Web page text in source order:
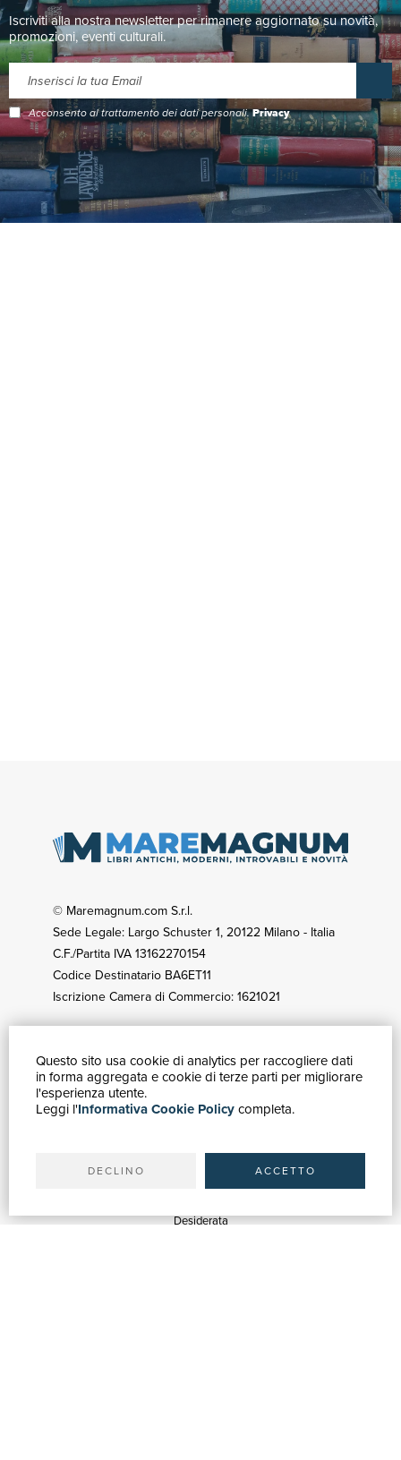
Questo sito usa cookie di analytics per raccogliere dati
in forma aggregata e cookie di terze parti per migliorare
l'esperienza utente.
Leggi l'Informativa Cookie Policycompleta.
DECLINO ACCETTO
Iscriviti alla nostra newsletter per rimanere aggiornato su novità,
promozioni, eventi culturali.
Acconsento al trattamento dei dati personali.Privacy
© Maremagnum.com S.r.l.
Sede Legale: Largo Schuster 1, 20122 Milano - Italia
C.F./Partita IVA 13162270154
Codice Destinatario BA6ET11
Iscrizione Camera di Commercio: 1621021
GUIDA ACQUISTI
Ricerca avanzata
Spedizioni
Desiderata